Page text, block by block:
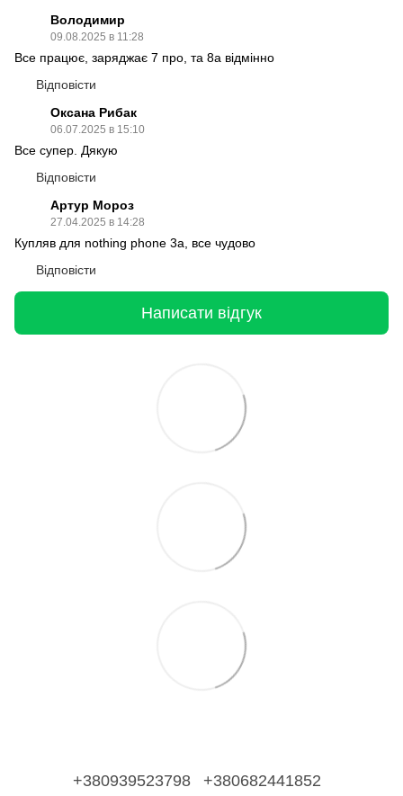
Володимир
09.08.2025 в 11:28
Все працює, заряджає 7 про, та 8а відмінно
Відповісти
Оксана Рибак
06.07.2025 в 15:10
Все супер. Дякую
Відповісти
Артур Мороз
27.04.2025 в 14:28
Купляв для nothing phone 3a, все чудово
Відповісти
Написати відгук
+380939523798 +380682441852